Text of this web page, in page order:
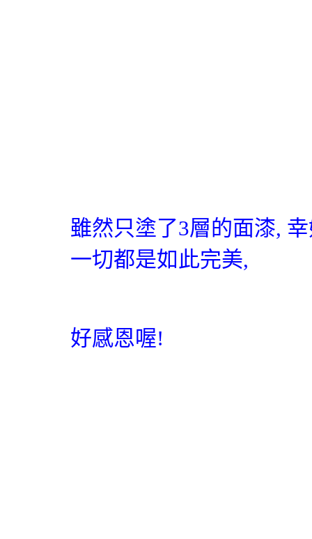
雖然只塗了3層的面漆,
一切都是如此完美,
好感恩喔!